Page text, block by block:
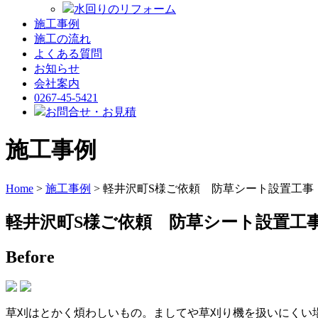
水回りのリフォーム
施工事例
施工の流れ
よくある質問
お知らせ
会社案内
0267-45-5421
お問合せ・お見積
施工事例
Home > 施工事例 > 軽井沢町S様ご依頼 防草シート設置工事
軽井沢町S様ご依頼 防草シート設置工
Before
草刈はとかく煩わしいもの。ましてや草刈り機を扱いにくい